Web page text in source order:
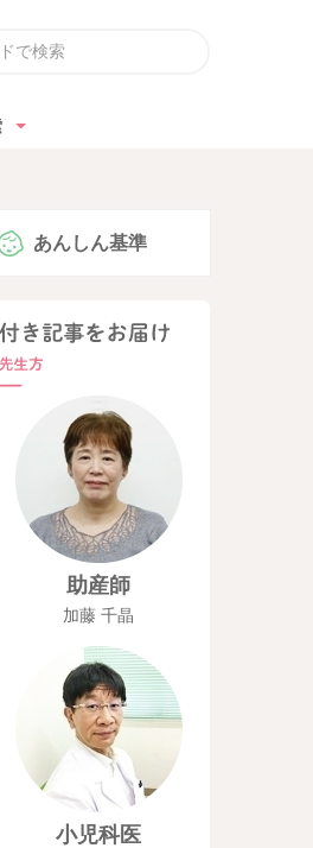
あんしん基準
助産師
加藤 千晶
小児科医